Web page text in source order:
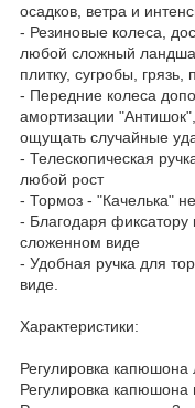
осадков, ветра и
- Резиновые колеса,
любой сложный
плитку, сугробы,
- Передние колеса
амортизации
ощущать случайные
- Телескопическая
любой рост
- Тормоз - "Качелька"
- Благодаря фиксатору
сложенном виде
- Удобная ручка для
виде.
Характеристики:
Регулировка
Регулировка капюшона